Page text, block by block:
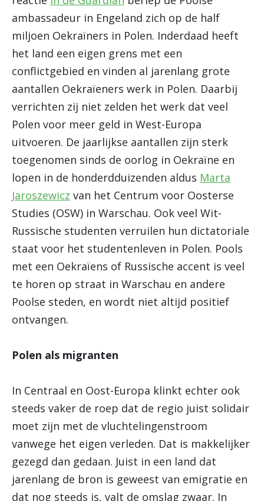
ambassadeur in Engeland zich op de half
miljoen Oekraïners in Polen. Inderdaad heeft
het land een eigen grens met een
conflictgebied en vinden al jarenlang grote
aantallen Oekraïeners werk in Polen. Daarbij
verrichten zij niet zelden het werk dat veel
Polen voor meer geld in West-Europa
uitvoeren. De jaarlijkse aantallen zijn sterk
toegenomen sinds de oorlog in Oekraïne en
lopen in de honderdduizenden aldus Marta
Jaroszewicz van het Centrum voor Oosterse
Studies (OSW) in Warschau. Ook veel Wit-
Russische studenten verruilen hun dictatoriale
staat voor het studentenleven in Polen. Pools
met een Oekraïens of Russische accent is veel
te horen op straat in Warschau en andere
Poolse steden, en wordt niet altijd positief
ontvangen.
Polen als migranten
In Centraal en Oost-Europa klinkt echter ook
steeds vaker de roep dat de regio juist solidair
moet zijn met de vluchtelingenstroom
vanwege het eigen verleden. Dat is makkelijker
gezegd dan gedaan. Juist in een land dat
jarenlang de bron is geweest van emigratie en
dat nog steeds is, valt de omslag zwaar. In